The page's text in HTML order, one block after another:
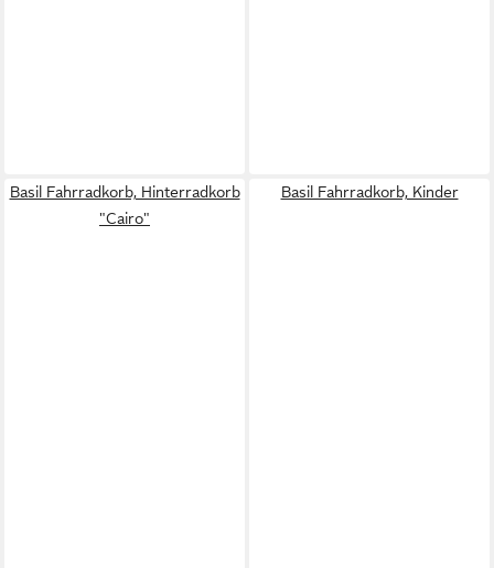
Basil Fahrradkorb, Hinterradkorb
"Cairo"
Basil Fahrradkorb, Kinder